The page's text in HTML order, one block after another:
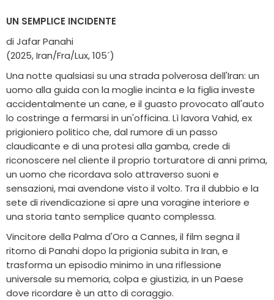
UN SEMPLICE INCIDENTE
di Jafar Panahi
(2025, Iran/Fra/Lux, 105´)
Una notte qualsiasi su una strada polverosa dell'Iran: un
uomo alla guida con la moglie incinta e la figlia investe
accidentalmente un cane, e il guasto provocato all'auto
lo costringe a fermarsi in un'officina. Lì lavora Vahid, ex
prigioniero politico che, dal rumore di un passo
claudicante e di una protesi alla gamba, crede di
riconoscere nel cliente il proprio torturatore di anni prima,
un uomo che ricordava solo attraverso suoni e
sensazioni, mai avendone visto il volto. Tra il dubbio e la
sete di rivendicazione si apre una voragine interiore e
una storia tanto semplice quanto complessa.
Vincitore della Palma d'Oro a Cannes, il film segna il
ritorno di Panahi dopo la prigionia subita in Iran, e
trasforma un episodio minimo in una riflessione
universale su memoria, colpa e giustizia, in un Paese
dove ricordare è un atto di coraggio.